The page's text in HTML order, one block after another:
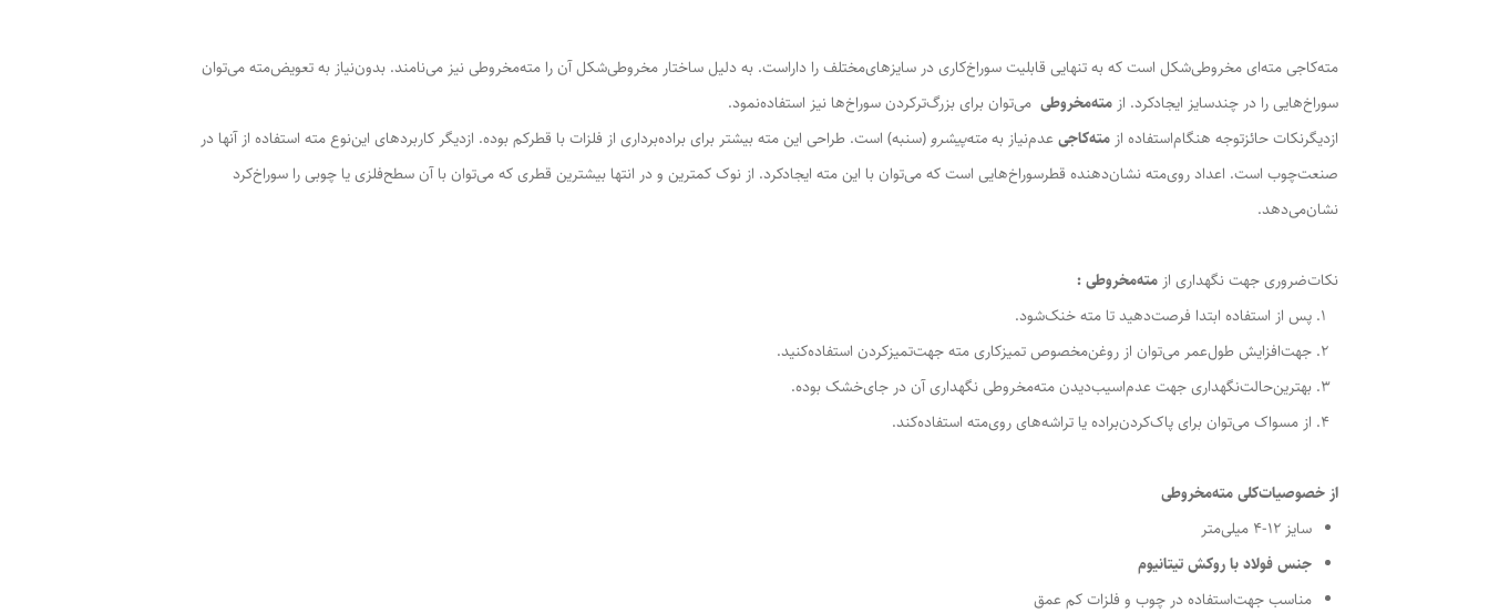
مته‌کاجی مته‌ای مخروطی‌شکل است که به تنهایی قابلیت سوراخ‌کاری در سایزهای‌مختلف را داراست. به دلیل ساختار مخروطی‌شکل آن را مته‌مخروطی نیز می‌نامند. بدون‌نیاز به تعویض‌مته می‌توان
سوراخ‌هایی را در چندسایز ایجادکرد. از مته‌مخروطی می‌توان برای بزرگ‌ترکردن سوراخ‌ها نیز استفاده‌نمود.
ازدیگرنکات حائزتوجه هنگام‌استفاده از مته‌کاجیعدم‌نیاز بهمته‌پیشرو (سنبه) است. طراحی این مته بیشتر برای براده‌برداری از فلزات با قطرکم بوده. ازدیگر کاربردهای این‌نوع مته استفاده از آنها در
صنعت‌چوب است. اعداد روی‌مته نشان‌دهنده قطرسوراخ‌هایی است که می‌توان با این مته ایجادکرد. از نوک کمترین و در انتها بیشترین قطری که می‌توان با آن سطح‌فلزی یا چوبی را سوراخ‌کرد
نشان‌می‌دهد.
نکات‌ضروری جهت نگهداری از مته‌مخروطی :
پس از استفاده ابتدا فرصت‌دهید تا مته خنک‌شود.
جهت‌افزایش طول‌عمر می‌توان از روغن‌مخصوص تمیزکاری مته جهت‌تمیزکردن استفاده‌کنید.
بهترین‌حالت‌نگهداری جهت عدم‌اسیب‌دیدن مته‌مخروطی نگهداری آن در جای‌خشک بوده.
از مسواک می‌توان برای پاک‌کردن‌براده یا تراشه‌های روی‌مته استفاده‌کند.
از خصوصیات‌کلی مته‌مخروطی
سایز 12-4 میلی‌متر
جنس فولاد باروکش تیتانیوم
مناسب جهت‌استفاده در چوب و فلزات کم عمق